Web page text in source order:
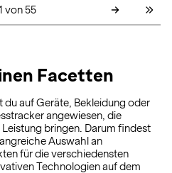
von 55
Facetten
du auf Geräte, Bekleidung oder
angewiesen, die
bringen. Darum findest
Auswahl an
für die verschiedensten
Technologien auf dem